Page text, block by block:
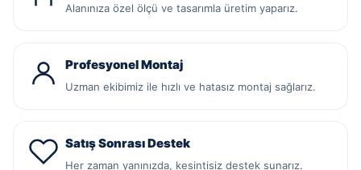
Alanınıza özel ölçü ve tasarımla üretim yaparız.
Profesyonel Montaj
Uzman ekibimiz ile hızlı ve hatasız montaj sağlarız.
Satış Sonrası Destek
Her zaman yanınızda, kesintisiz destek sunarız.